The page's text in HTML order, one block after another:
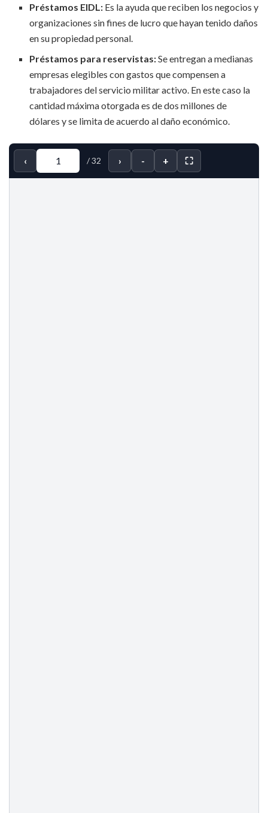
Préstamos EIDL: Es la ayuda que reciben los negocios y
organizaciones sin fines de lucro que hayan tenido daños
en su propiedad personal.
Préstamos para reservistas:Se entregan a medianas
empresas elegibles con gastos que compensen a
trabajadores del servicio militar activo. En este caso la
cantidad máxima otorgada es de dos millones de
dólares y se limita de acuerdo al daño económico.
‹ /32 › - + ⛶